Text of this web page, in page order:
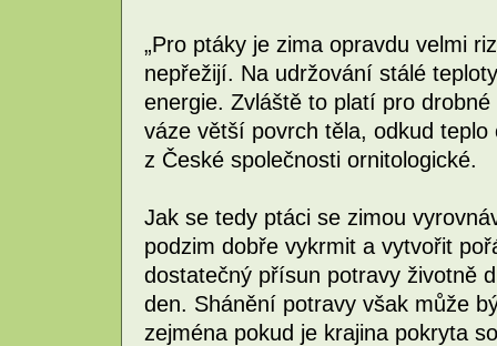
„Pro ptáky je zima opravdu velmi
nepřežijí. Na udržování stálé
energie. Zvláště to platí pro
váze větší povrch těla, odkud
z České společnosti ornitologické.
Jak se tedy ptáci se zimou
podzim dobře vykrmit a vytvořit
dostatečný přísun potravy životně
den. Shánění potravy však může
zejména pokud je krajina pokryta